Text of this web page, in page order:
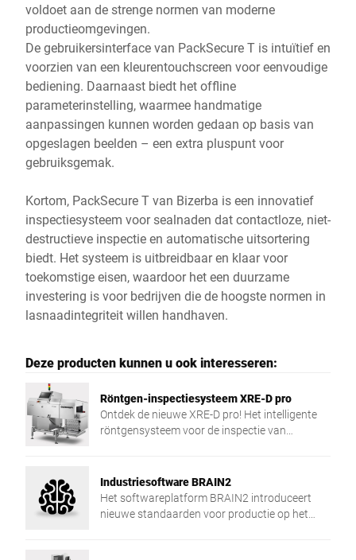
voldoet aan de strenge normen van moderne
productieomgevingen.
De gebruikersinterface van PackSecure T is intuïtief en
voorzien van een kleurentouchscreen voor eenvoudige
bediening. Daarnaast biedt het offline
parameterinstelling, waarmee handmatige
aanpassingen kunnen worden gedaan op basis van
opgeslagen beelden – een extra pluspunt voor
gebruiksgemak.
Kortom, PackSecure T van Bizerba is een innovatief
inspectiesysteem voor sealnaden dat contactloze, niet-
destructieve inspectie en automatische uitsortering
biedt. Het systeem is uitbreidbaar en klaar voor
toekomstige eisen, waardoor het een duurzame
investering is voor bedrijven die de hoogste normen in
lasnaadintegriteit willen handhaven.
Deze producten kunnen u ook interesseren:
Röntgen-inspectiesysteem XRE-D pro
Ontdek de nieuwe XRE-D pro! Het intelligente
röntgensysteem voor de inspectie van
toepassingsflexibiliteit.
Industriesoftware BRAIN2
Het softwareplatform BRAIN2 introduceert
nieuwe standaarden voor productie op het